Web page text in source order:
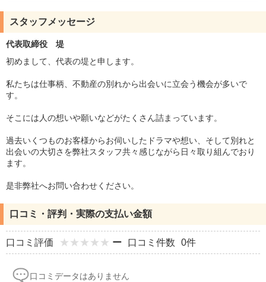
スタッフメッセージ
代表取締役 堤
初めまして、代表の堤と申します。
私たちは仕事柄、不動産の別れから出会いに立会う機会が多いで
す。
そこには人の想いや願いなどがたくさん詰まっています。
過去いくつものお客様からお伺いしたドラマや想い、そして別れと
出会いの大切さを弊社スタッフ共々感じながら日々取り組んでおり
ます。
是非弊社へお問い合わせください。
口コミ・評判・実際の支払い金額
口コミ評価 ー 口コミ件数 0件
口コミデータはありません